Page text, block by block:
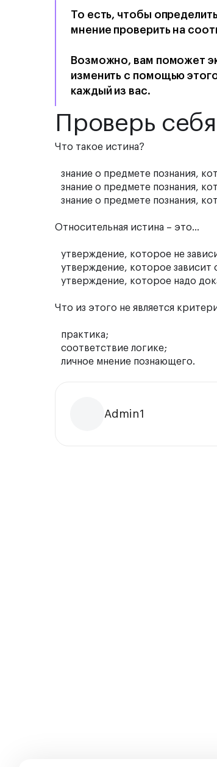
То есть, чтобы
мнение проверить на
Возможно, вам поможет
изменить с помощью
каждый из вас.
Проверь себя
Что такое истина?
знание о предмете познания,
знание о предмете познания,
знание о предмете познания,
Относительная истина – это…
утверждение, которое не
утверждение, которое зависит
утверждение, которое надо
Что из этого не является
практика;
соответствие логике;
личное мнение познающего.
Admin1